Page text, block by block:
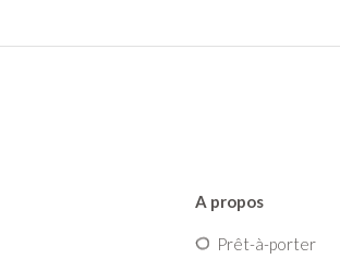
A propos
Prêt-à-porter